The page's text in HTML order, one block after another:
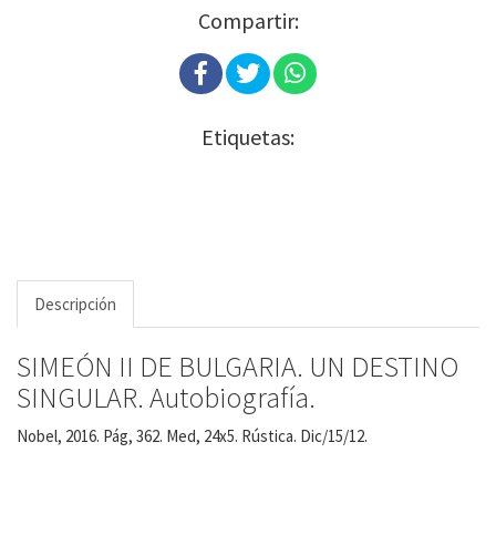
Compartir:
Etiquetas:
Descripción
SIMEÓN II DE BULGARIA. UN DESTINO
SINGULAR. Autobiografía.
Nobel, 2016. Pág, 362. Med, 24x5. Rústica. Dic/15/12.